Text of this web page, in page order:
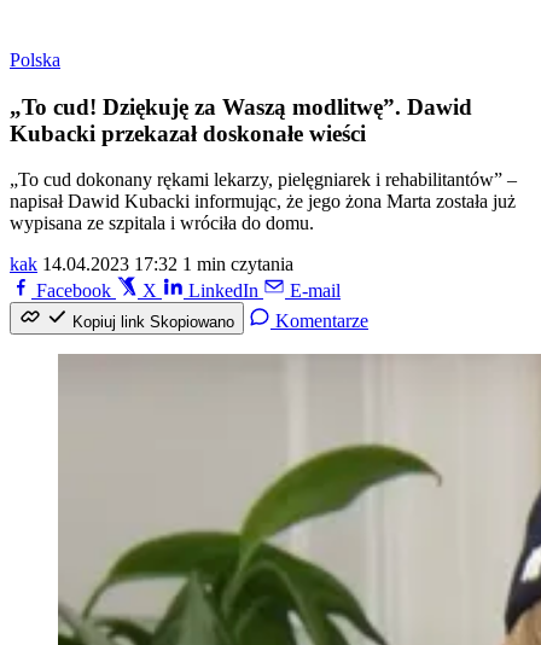
Polska
„To cud! Dziękuję za Waszą modlitwę”. Dawid
Kubacki przekazał doskonałe wieści
„To cud dokonany rękami lekarzy, pielęgniarek i rehabilitantów” –
napisał Dawid Kubacki informując, że jego żona Marta została już
wypisana ze szpitala i wróciła do domu.
kak 14.04.2023 17:32 1 min czytania
Facebook
X LinkedIn E-mail
Kopiuj link Skopiowano Komentarze